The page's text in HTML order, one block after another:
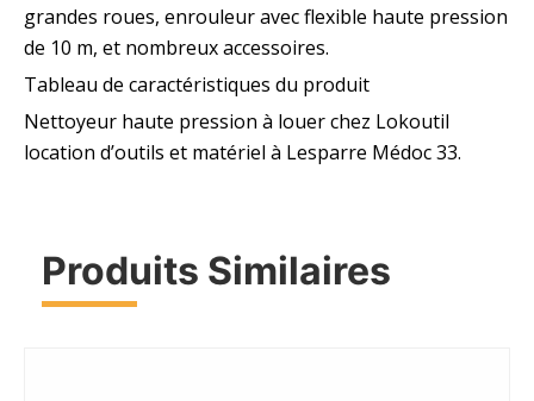
grandes roues, enrouleur avec flexible haute pression
de 10 m, et nombreux accessoires.
Tableau de caractéristiques du produit
Nettoyeur haute pression à louer chez Lokoutil
location d’outils et matériel à Lesparre Médoc 33.
Produits Similaires